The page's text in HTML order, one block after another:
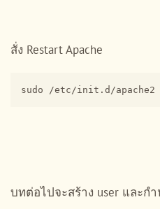
สั่ง Restart Apache
sudo /etc/init.d/
บทต่อไปจะสร้าง user และก